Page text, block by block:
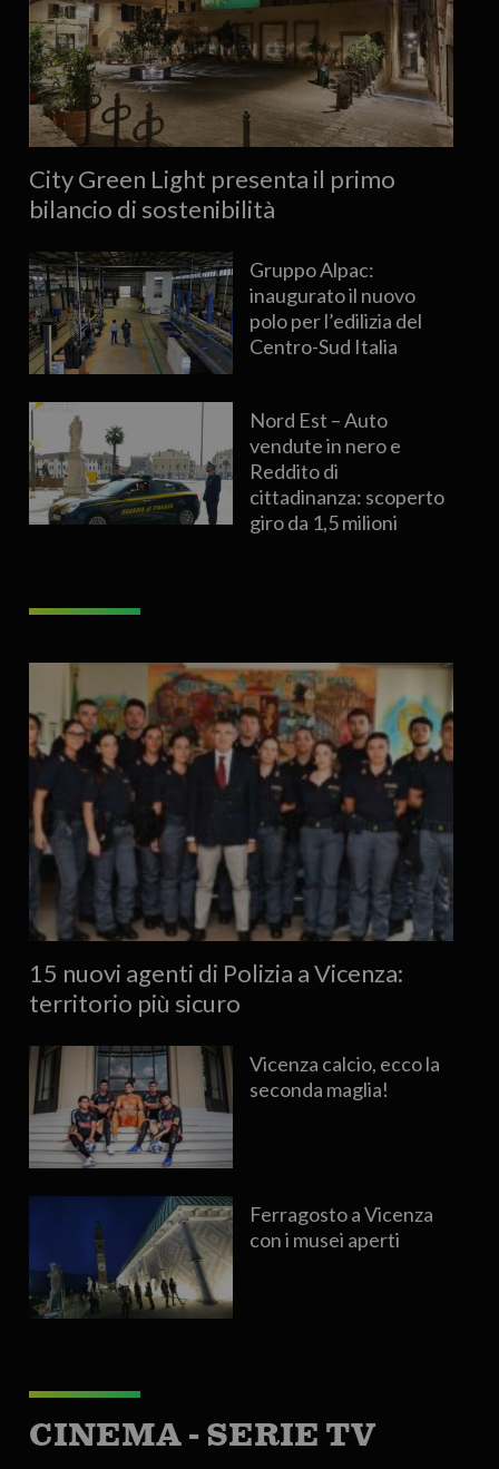
City Green Light presenta il primo
bilancio di sostenibilità
Gruppo Alpac:
inaugurato il nuovo
polo per l’edilizia del
Centro-Sud Italia
Nord Est – Auto
vendute in nero e
Reddito di
cittadinanza: scoperto
giro da 1,5 milioni
15 nuovi agenti di Polizia a Vicenza:
territorio più sicuro
Vicenza calcio, ecco la
seconda maglia!
Ferragosto a Vicenza
con i musei aperti
CINEMA - SERIE TV